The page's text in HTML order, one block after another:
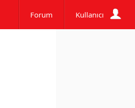
Forum Kullanıcı